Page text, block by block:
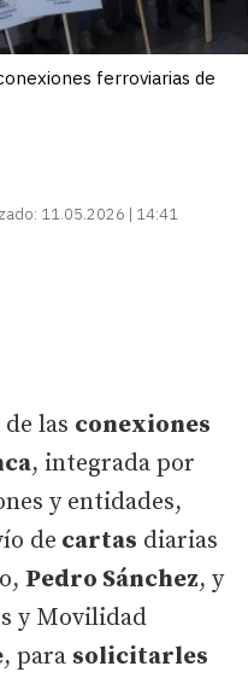
ferroviarias de
11.05.2026 | 14:41
las conexiones
, integrada por
y entidades,
de cartas diarias
Pedro Sánchez, y
y Movilidad
, para solicitarles